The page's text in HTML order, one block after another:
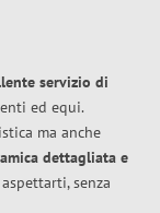
servizio di
ed equi.
ma anche
dettagliata e
senza